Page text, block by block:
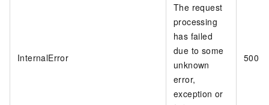
InternalError
The request
processing
has failed
due to some
unknown
error,
exception or
500